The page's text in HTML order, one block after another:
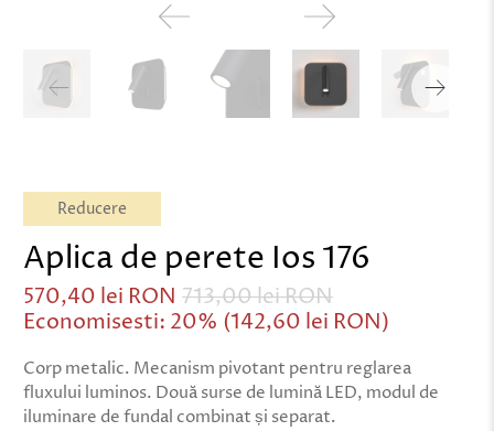
Reducere
Aplica de perete Ios 176
570,40 lei RON 713,00 lei RON
Economisesti: 20% (142,60 lei RON)
Corp metalic. Mecanism pivotant pentru reglarea
fluxului luminos. Două surse de lumină LED, modul de
iluminare de fundal combinat și separat.